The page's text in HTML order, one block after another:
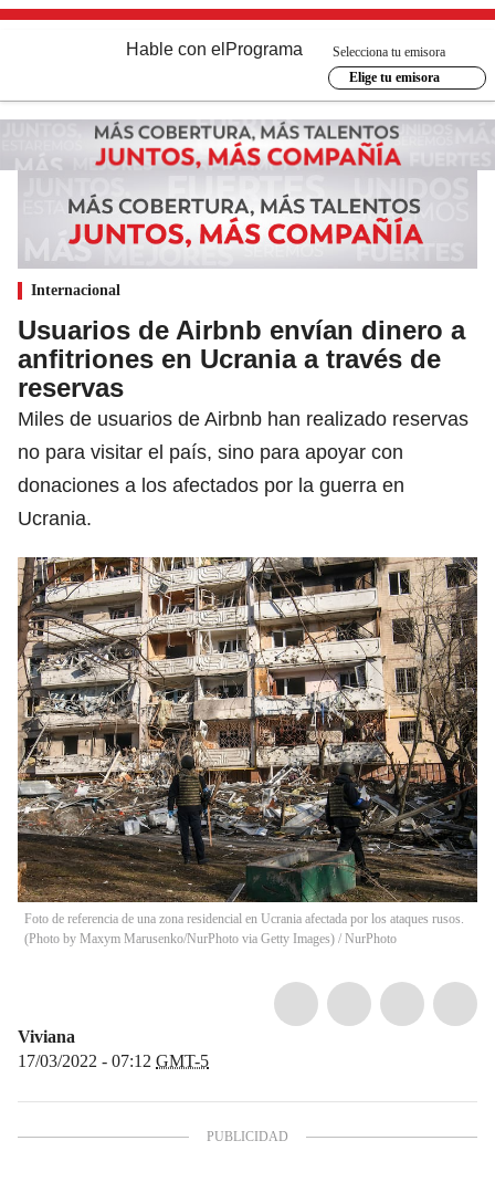
Hable con el Programa
Selecciona tu emisora
Elige tu emisora
Internacional
Usuarios de Airbnb envían dinero a
anfitriones en Ucrania a través de
reservas
Miles de usuarios de Airbnb han realizado reservas
no para visitar el país, sino para apoyar con
donaciones a los afectados por la guerra en
Ucrania.
Foto de referencia de una zona residencial en Ucrania afectada por los ataques rusos.
(Photo by Maxym Marusenko/NurPhoto via Getty Images) / NurPhoto
Viviana
17/03/2022 - 07:12 GMT-5